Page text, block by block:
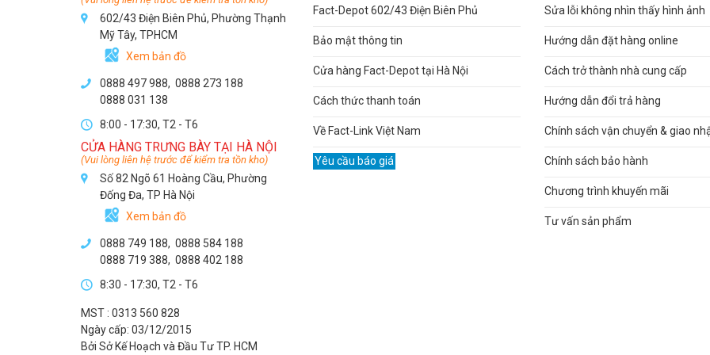
602/43 Điện Biên Phủ, Phường Thạnh
Mỹ Tây, TPHCM
Xem bản đồ
0888 497 988, 0888 273 188
0888 031 138
8:00 - 17:30, T2 - T6
CỬA HÀNG TRƯNG BÀY TẠI HÀ NỘI
(Vui lòng liên hệ trước để kiểm tra tồn kho)
Số 82 Ngõ 61 Hoàng Cầu, Phường
Đống Đa, TP Hà Nội
Xem bản đồ
0888 749 188, 0888 584 188
0888 719 388, 0888 402 188
8:30 - 17:30, T2 - T6
MST : 0313 560 828
Ngày cấp: 03/12/2015
Bởi Sở Kế Hoạch và Đầu Tư TP. HCM
Fact-Depot 602/43 Điện Biên Phủ
Bảo mật thông tin
Cửa hàng Fact-Depot tại Hà Nội
Cách thức thanh toán
Về Fact-Link Việt Nam
Yêu cầu báo giá
Sửa lỗi không nhìn thấy hình ảnh
Hướng dẫn đặt hàng online
Cách trở thành nhà cung cấp
Hướng dẫn đổi trả hàng
Chính sách vận chuyển & giao
Chính sách bảo hành
Chương trình khuyến mãi
Tư vấn sản phẩm